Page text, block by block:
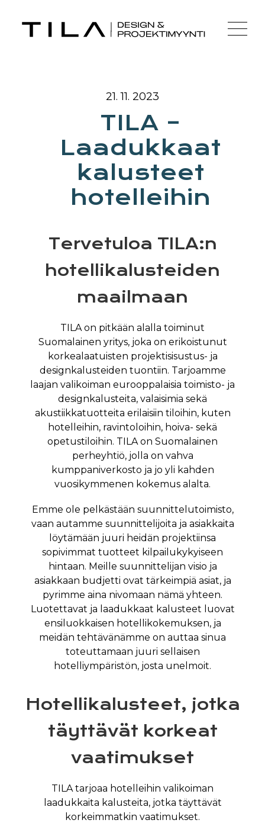
21. 11. 2023
TILA –
Laadukkaat
kalusteet
hotelleihin
Tervetuloa TILA:n
hotellikalusteiden
maailmaan
TILA on pitkään alalla toiminut
Suomalainen yritys, joka on erikoistunut
korkealaatuisten projektisisustus- ja
designkalusteiden tuontiin. Tarjoamme
laajan valikoiman eurooppalaisia toimisto- ja
designkalusteita, valaisimia sekä
akustiikkatuotteita erilaisiin tiloihin, kuten
hotelleihin, ravintoloihin, hoiva- sekä
opetustiloihin. TILA on Suomalainen
perheyhtiö, jolla on vahva
kumppaniverkosto ja jo yli kahden
vuosikymmenen kokemus alalta.
Emme ole pelkästään suunnittelutoimisto,
vaan autamme suunnittelijoita ja asiakkaita
löytämään juuri heidän projektiinsa
sopivimmat tuotteet kilpailukykyiseen
hintaan. Meille suunnittelijan visio ja
asiakkaan budjetti ovat tärkeimpiä asiat, ja
pyrimme aina nivomaan nämä yhteen.
Luotettavat ja laadukkaat kalusteet luovat
ensiluokkaisen hotellikokemuksen, ja
meidän tehtävänämme on auttaa sinua
toteuttamaan juuri sellaisen
hotelliympäristön, josta unelmoit.
Hotellikalusteet, jotka
täyttävät korkeat
vaatimukset
TILA tarjoaa hotelleihin valikoiman
laadukkaita kalusteita, jotka täyttävät
korkeimmatkin vaatimukset.